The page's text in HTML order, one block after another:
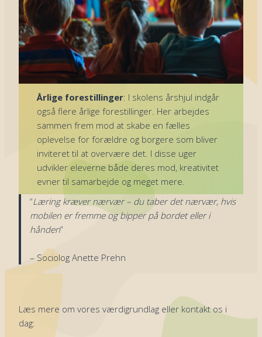
Årlige forestillinger: I skolens årshjul indgår
også flere årlige forestillinger. Her arbejdes
sammen frem mod at skabe en fælles
oplevelse for forældre og borgere som bliver
inviteret til at overvære det. I disse uger
udvikler eleverne både deres mod, kreativitet
evner til samarbejde og meget mere.
“Læring kræver nærvær – du taber det nærvær, hvis
mobilen er fremme og bipper på bordet eller i
hånden”
– Sociolog Anette Prehn
Læs mere om vores værdigrundlag eller kontakt os i
dag: